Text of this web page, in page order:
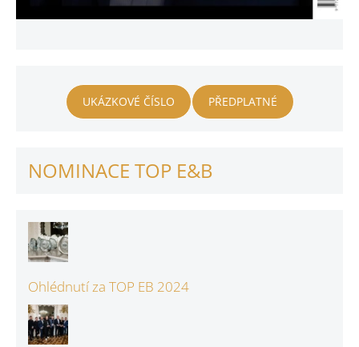
UKÁZKOVÉ ČÍSLO PŘEDPLATNÉ
NOMINACE TOP E&B
Ohlédnutí za TOP EB 2024